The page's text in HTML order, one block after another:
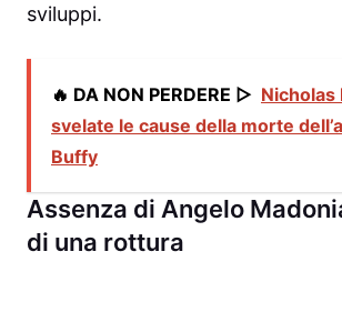
sviluppi.
🔥 DA NON PERDERE ▷ Nicholas
svelate le cause della morte
Buffy
Assenza di Angelo
di una rottura